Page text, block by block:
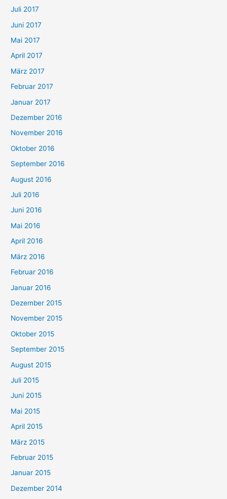
Juli 2017
Juni 2017
Mai 2017
April 2017
März 2017
Februar 2017
Januar 2017
Dezember 2016
November 2016
Oktober 2016
September 2016
August 2016
Juli 2016
Juni 2016
Mai 2016
April 2016
März 2016
Februar 2016
Januar 2016
Dezember 2015
November 2015
Oktober 2015
September 2015
August 2015
Juli 2015
Juni 2015
Mai 2015
April 2015
März 2015
Februar 2015
Januar 2015
Dezember 2014